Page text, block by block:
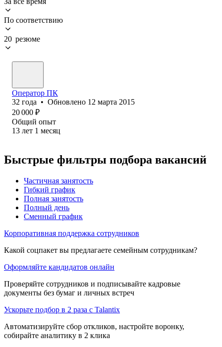
По соответствию
20 резюме
Оператор ПК
32 года • Обновлено 12 марта 2015
20 000 ₽
Общий опыт
13 лет 1 месяц
Быстрые фильтры подбора вакансий
Частичная занятость
Гибкий график
Полная занятость
Полный день
Сменный график
Корпоративная поддержка сотрудников
Какой соцпакет вы предлагаете семейным сотрудникам?
Оформляйте кандидатов онлайн
Проверяйте сотрудников и подписывайте кадровые
документы без бумаг и личных встреч
Ускорьте подбор в 2 раза с Talantix
Автоматизируйте сбор откликов, настройте воронку,
собирайте аналитику в 2 клика